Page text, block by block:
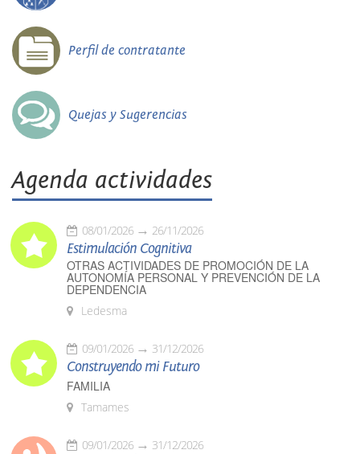
Perfil de contratante
Quejas y Sugerencias
Agenda actividades
08/01/2026 26/11/2026
Estimulación Cognitiva
OTRAS ACTIVIDADES DE PROMOCIÓN DE LA
AUTONOMÍA PERSONAL Y PREVENCIÓN DE LA
DEPENDENCIA
Ledesma
09/01/2026 31/12/2026
Construyendo mi Futuro
FAMILIA
Tamames
09/01/2026 31/12/2026